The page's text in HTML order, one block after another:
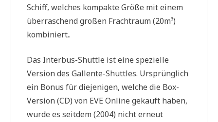
Schiff, welches kompakte Größe mit einem
überraschend großen Frachtraum (20m³)
kombiniert..
Das Interbus-Shuttle ist eine spezielle
Version des Gallente-Shuttles. Ursprünglich
ein Bonus für diejenigen, welche die Box-
Version (CD) von EVE Online gekauft haben,
wurde es seitdem (2004) nicht erneut